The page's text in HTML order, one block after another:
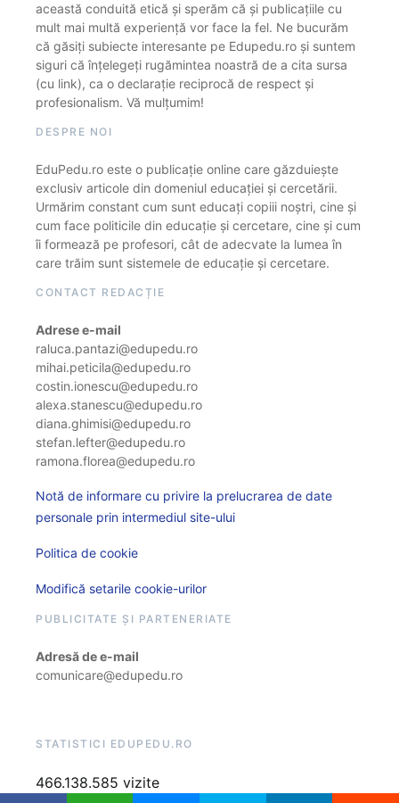
această conduită etică și sperăm că și publicațiile cu
mult mai multă experiență vor face la fel. Ne bucurăm
că găsiți subiecte interesante pe Edupedu.ro și suntem
siguri că înțelegeți rugămintea noastră de a cita sursa
(cu link), ca o declarație reciprocă de respect și
profesionalism. Vă mulțumim!
DESPRE NOI
EduPedu.ro este o publicație online care găzduiește
exclusiv articole din domeniul educației și cercetării.
Urmărim constant cum sunt educați copiii noștri, cine și
cum face politicile din educație și cercetare, cine și cum
îi formează pe profesori, cât de adecvate la lumea în
care trăim sunt sistemele de educație și cercetare.
CONTACT REDACȚIE
Adrese e-mail
raluca.pantazi@edupedu.ro
mihai.peticila@edupedu.ro
costin.ionescu@edupedu.ro
alexa.stanescu@edupedu.ro
diana.ghimisi@edupedu.ro
stefan.lefter@edupedu.ro
ramona.florea@edupedu.ro
Notă de informare cu privire la prelucrarea de date
personale prin intermediul site-ului
Politica de cookie
Modifică setarile cookie-urilor
PUBLICITATE ȘI PARTENERIATE
Adresă de e-mail
comunicare@edupedu.ro
STATISTICI EDUPEDU.RO
466.138.585 vizite